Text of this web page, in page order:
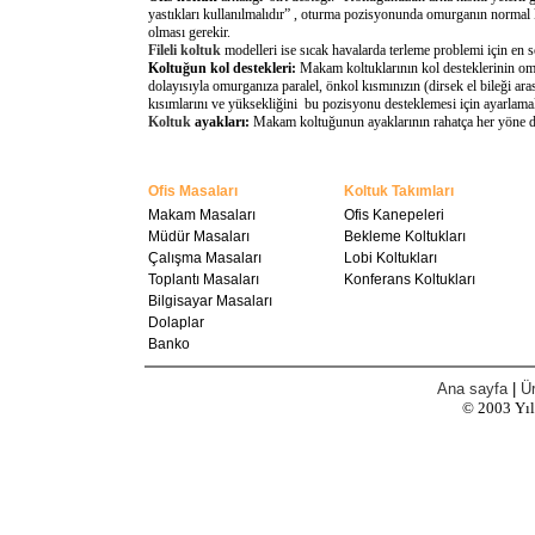
yastıkları kullanılmalıdır” , oturma pozisyonunda omurganın
olması gerekir.
Fileli koltuk modelleri ise sıcak havalarda terleme problemi için
Koltuğun kol destekleri: Makam koltuklarının kol desteklerinin
dolayısıyla omurganıza paralel, önkol kısmınızın (dirsek el bileği
kısımlarını ve yüksekliğini bu pozisyonu desteklemesi için
Koltuk ayakları: Makam koltuğunun ayaklarının rahatça her
Ofis Masaları
Koltuk Takımları
Makam Masaları
Ofis Kanepeleri
Müdür Masaları
Bekleme Koltukları
Çalışma Masaları
Lobi Koltukları
Toplantı Masaları
Konferans Koltukları
Bilgisayar Masaları
Dolaplar
Banko
Ana sayfa
© 2003